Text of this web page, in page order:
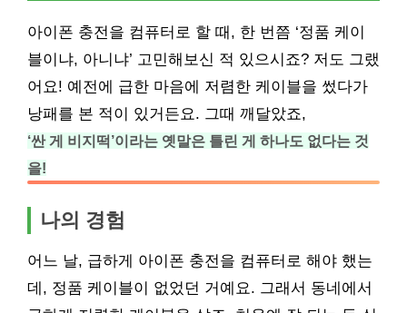
아이폰 충전을 컴퓨터로 할 때, 한 번쯤 ‘정품 케이
블이냐, 아니냐’ 고민해보신 적 있으시죠? 저도 그랬
어요! 예전에 급한 마음에 저렴한 케이블을 썼다가
낭패를 본 적이 있거든요. 그때 깨달았죠,
‘싼 게 비지떡’이라는 옛말은 틀린 게 하나도 없다는 것
을!
나의 경험
어느 날, 급하게 아이폰 충전을 컴퓨터로 해야 했는
데, 정품 케이블이 없었던 거예요. 그래서 동네에서